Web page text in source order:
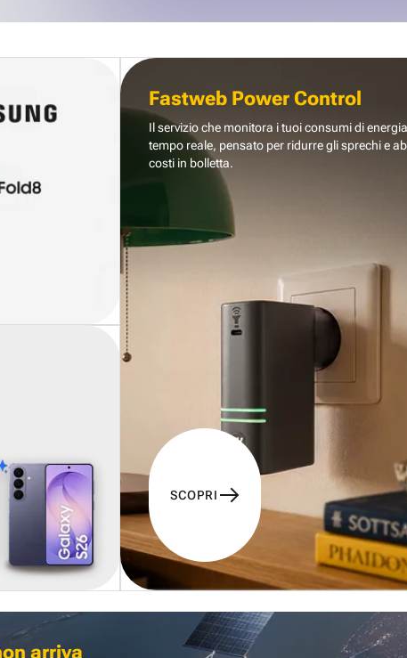
Fastweb Power Control
Il servizio che monitora i tuoi consumi di
tempo reale, pensato per ridurre gli sprechi e
costi in bolletta.
SCOPRI
arriva